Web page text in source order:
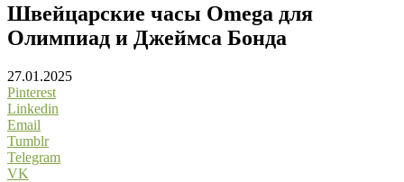
Швейцарские часы Omega для
Олимпиад и Джеймса Бонда
27.01.2025
Pinterest
Linkedin
Email
Tumblr
Telegram
VK